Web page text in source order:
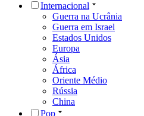
Internacional
Guerra na Ucrânia
Guerra em Israel
Estados Unidos
Europa
Ásia
África
Oriente Médio
Rússia
China
Pop